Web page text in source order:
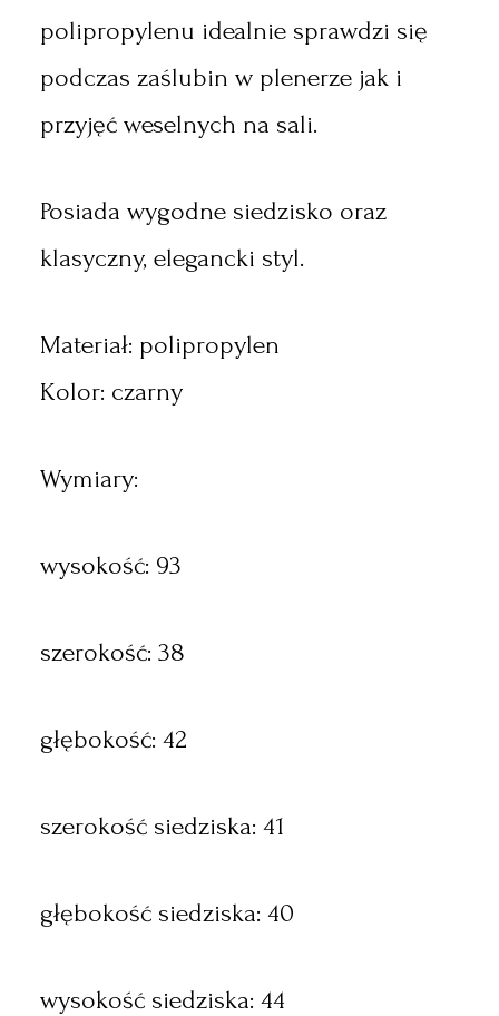
polipropylenu idealnie sprawdzi się
podczas zaślubin w plenerze jak i
przyjęć weselnych na sali.
Posiada wygodne siedzisko oraz
klasyczny, elegancki styl.
Materiał: polipropylen
Kolor: czarny
Wymiary:
wysokość: 93
szerokość: 38
głębokość: 42
szerokość siedziska: 41
głębokość siedziska: 40
wysokość siedziska: 44